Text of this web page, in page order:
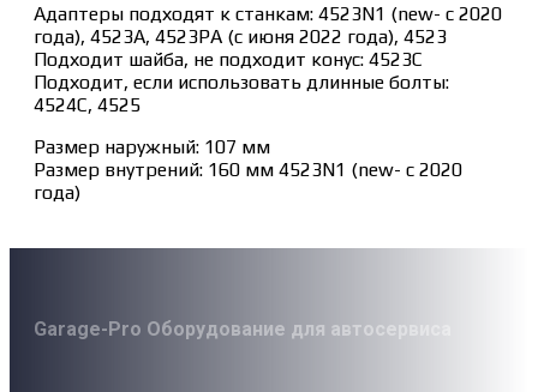
Адаптеры подходят к станкам: 4523N1 (new- с 2020
года), 4523A, 4523PA (с июня 2022 года), 4523
Подходит шайба, не подходит конус: 4523C
Подходит, если использовать длинные болты:
4524С, 4525
Размер наружный: 107 мм
Размер внутрений: 160 мм 4523N1 (new- с 2020
года)
Garage-Pro Оборудование для автосервиса